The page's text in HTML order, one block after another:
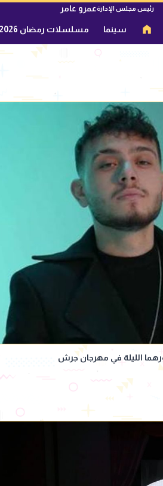
رئيس مجلس الإدارةعمرو عامر
سينما مسلسلات رمضان 2026
الليلة في مهرجان جرش